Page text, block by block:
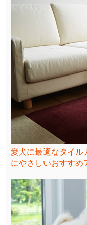
愛犬に最適なタイル
にやさしいおすすめ